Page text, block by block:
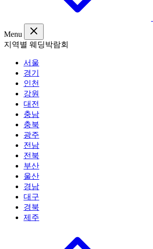
Menu
지역별 웨딩박람회
서울
경기
인천
강원
대전
충남
충북
광주
전남
전북
부산
울산
경남
대구
경북
제주